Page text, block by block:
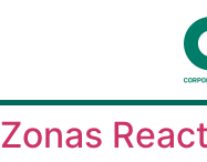
Zonas